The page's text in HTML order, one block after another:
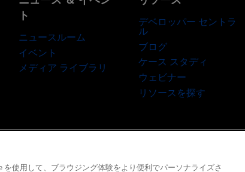
ト
ニュースルーム
イベント
メディア ライブラリ
デベロッパー セントラ
ル
ブログ
ケース スタディ
ウェビナー
リソースを探す
使用して、ブラウジング体験をより便利でパーソナライズさ